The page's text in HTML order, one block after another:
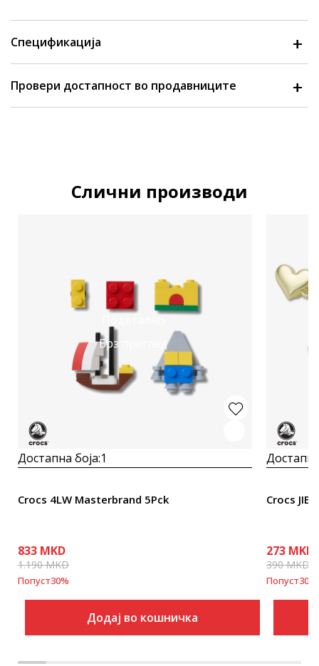
Спецификација
Провери достапност во продавниците
Слични производи
Подетално
Брз преглед
Достапна боја:1
Crocs 4LW Masterbrand 5Pck
833 MKD
1.190MKD
Попуст30%
Додај во кошничка
Crocs
273 MKD
390MKD
Попуст30